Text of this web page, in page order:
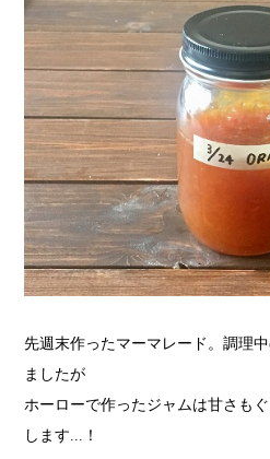
先週末作ったマーマレード。調理
ましたが
ホーローで作ったジャムは甘さも
します...！